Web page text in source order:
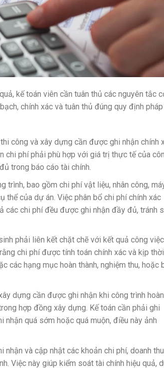
kế toán viên cần tuân thủ các nguyên tắc
chính xác và tuân thủ đúng quy định
công và xây dựng cần được ghi nhận chính
chi phí phải phù hợp với giá trị thực tế của
trong báo cáo tài chính.
trình, bao gồm chi phí vật liệu, nhân công,
thể của dự án. Việc phân bổ chi phí chính xác
các chi phí đều được ghi nhận đầy đủ, tránh
phải liên kết chặt chẽ với kết quả công việc
chi phí được tính toán chính xác và kịp
các hạng mục hoàn thành, nghiệm thu, hoặc
dựng cần được ghi nhận khi công trình hoàn
hợp đồng xây dựng. Kế toán cần phải ghi
quá sớm hoặc quá muộn, điều này ảnh
nhận và cập nhật các khoản chi phí, doanh thu
Việc này giúp kiểm soát tài chính hiệu quả,